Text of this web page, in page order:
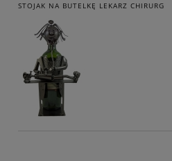
STOJAK NA BUTELKĘ LEKARZ CHIRURG